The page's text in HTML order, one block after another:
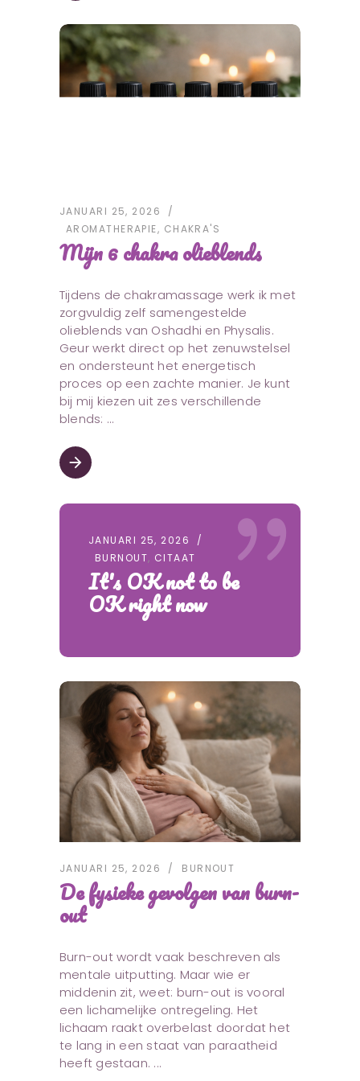
JANUARI 25, 2026
AROMATHERAPIE, CHAKRA'S
Mijn 6 chakra olieblends
Tijdens de chakramassage werk ik met
zorgvuldig zelf samengestelde
olieblends van Oshadhi en Physalis.
Geur werkt direct op het zenuwstelsel
en ondersteunt het energetisch
proces op een zachte manier. Je kunt
bij mij kiezen uit zes verschillende
blends:
arrow_forward
JANUARI 25, 2026
BURNOUT, CITAAT
It's OK not to be
OK right now
JANUARI 25, 2026 BURNOUT
De fysieke gevolgen van burn-
out
Burn-out wordt vaak beschreven als
mentale uitputting. Maar wie er
middenin zit, weet: burn-out is vooral
een lichamelijke ontregeling. Het
lichaam raakt overbelast doordat het
te lang in een staat van paraatheid
heeft gestaan.